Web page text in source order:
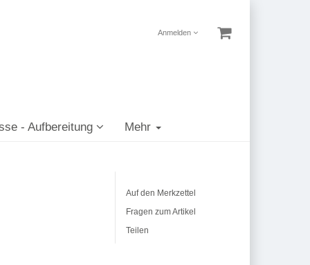
Anmelden
- Aufbereitung Mehr
Auf den Merkzettel
Fragen zum Artikel
Teilen